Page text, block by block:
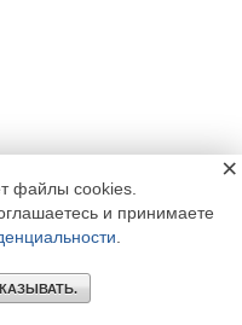
файлы cookies.
и принимаете
×